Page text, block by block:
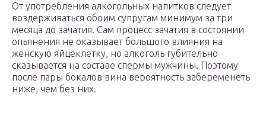
От употребления алкогольных напитков следует
воздерживаться обоим супругам минимум за три
месяца до зачатия. Сам процесс зачатия в состоянии
опьянения не оказывает большого влияния на
женскую яйцеклетку, но алкоголь губительно
сказывается на составе спермы мужчины. Поэтому
после пары бокалов вина вероятность забеременеть
ниже, чем без них.